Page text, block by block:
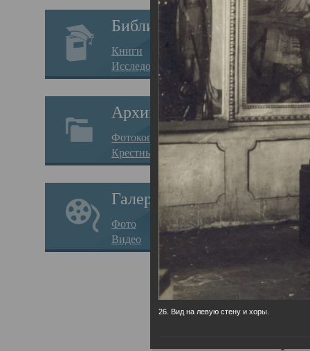
Библиотека
Книги
Исследования
Архив
Фотокопии дел
Крестные ходы
Галерея
Фото
Видео
26. Вид на левую стену и хоры.